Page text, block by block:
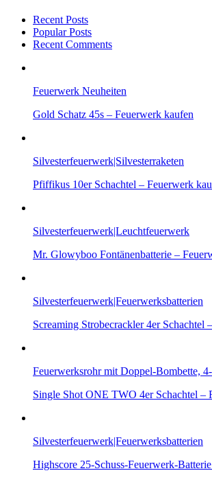
Recent Posts
Popular Posts
Recent Comments
Feuerwerk Neuheiten
Gold Schatz 45s – Feuerwerk kaufen
Silvesterfeuerwerk|Silvesterraketen
Pfiffikus 10er Schachtel – Feuerwerk
Silvesterfeuerwerk|Leuchtfeuerwerk
Mr. Glowyboo Fontänenbatterie –
Silvesterfeuerwerk|Feuerwerksbatterien
Screaming Strobecrackler 4er Schachtel
Feuerwerksrohr mit Doppel-Bombette,
Single Shot ONE TWO 4er Schachtel –
Silvesterfeuerwerk|Feuerwerksbatterien
Highscore 25-Schuss-Feuerwerk-